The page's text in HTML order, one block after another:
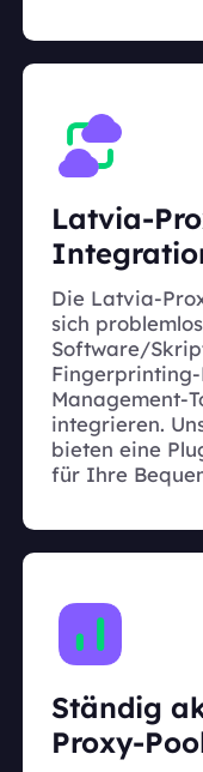
Latvia-
Die Latvia-
sich
Software/
Fingerprinting-
Management-
integrieren.
bieten eine
für Ihre
Ständig
Proxy-